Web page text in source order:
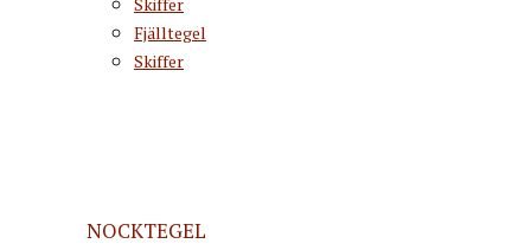
Fjälltegel
Skiffer
NOCKTEGEL